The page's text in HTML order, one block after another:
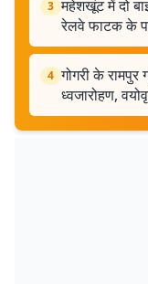
3 महेशखूंट में दो
रेलवे फाटक के
4 गोगरी के रामपुर
ध्वजारोहण,